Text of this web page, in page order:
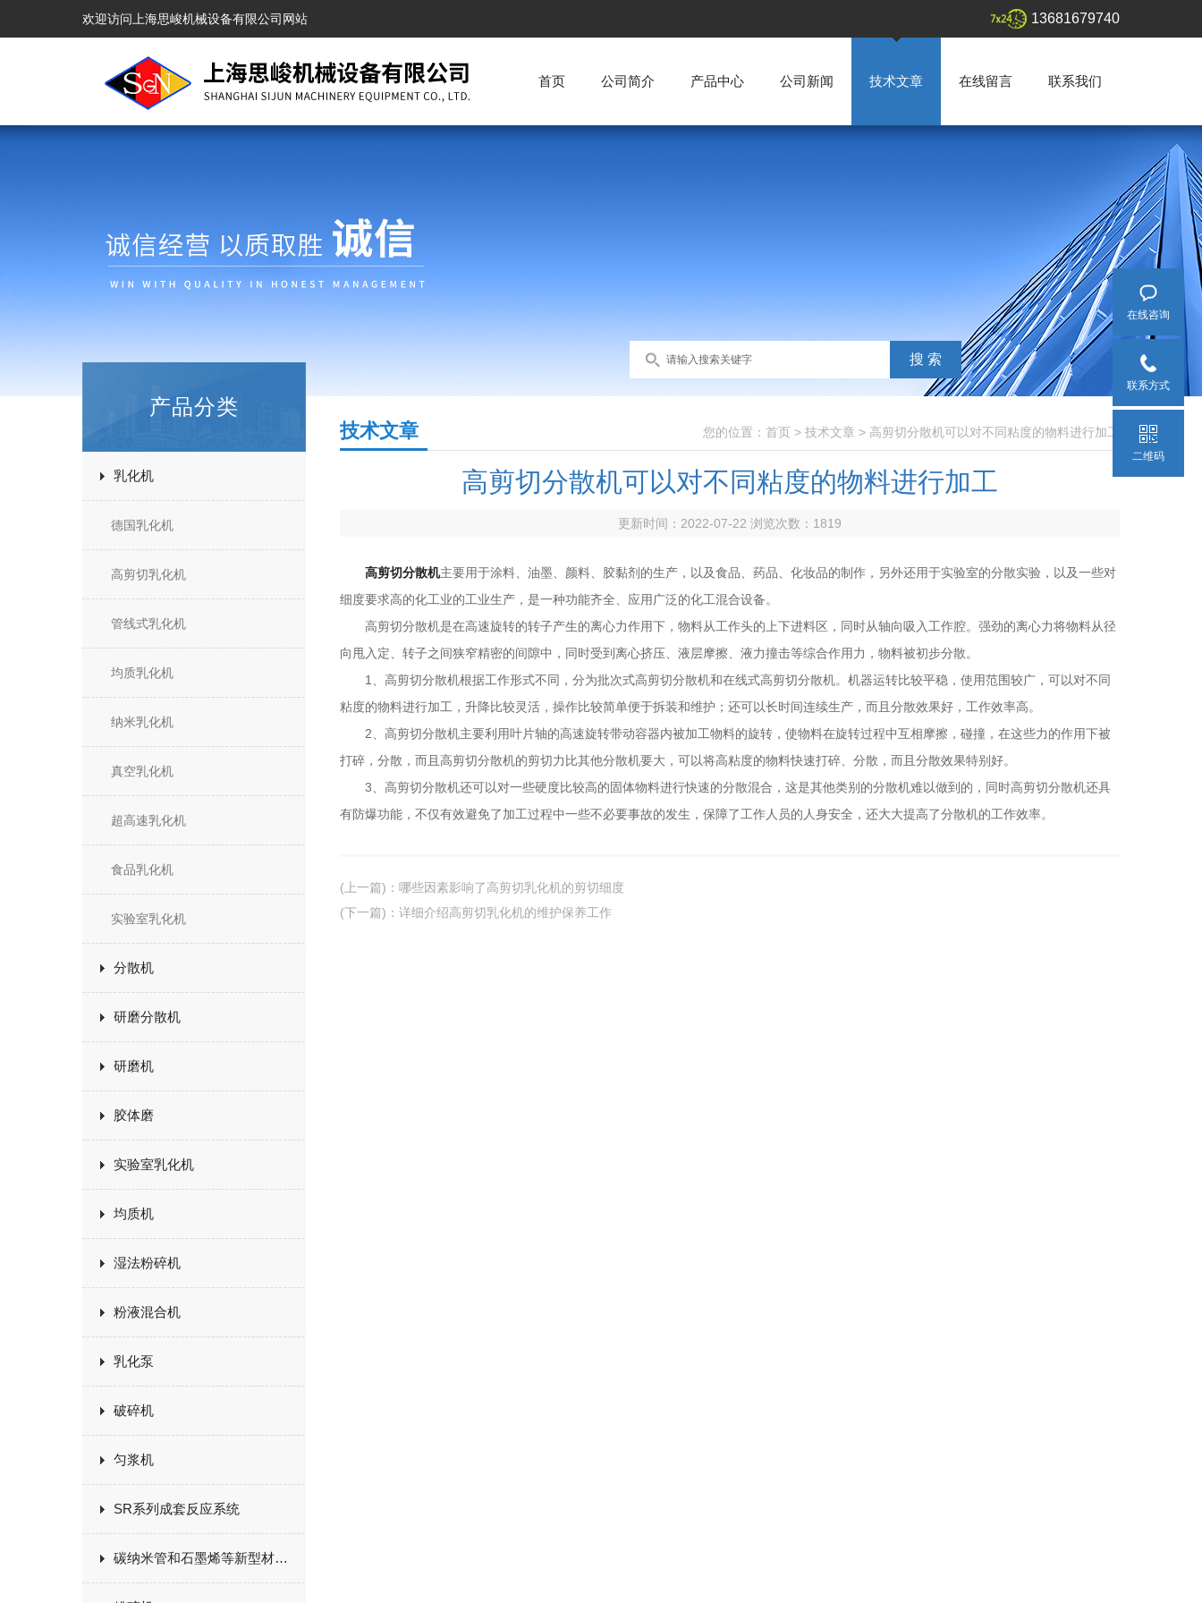
欢迎访问上海思峻机械设备有限公司网站 13681679740
首页 公司简介 产品中心 公司新闻 技术文章 在线留言 联系我们
产品分类
乳化机
德国乳化机
高剪切乳化机
管线式乳化机
均质乳化机
纳米乳化机
真空乳化机
超高速乳化机
食品乳化机
实验室乳化机
分散机
研磨分散机
研磨机
胶体磨
实验室乳化机
均质机
湿法粉碎机
粉液混合机
乳化泵
破碎机
匀浆机
SR系列成套反应系统
碳纳米管和石墨烯等新型材料生产设备
您的位置： 首页 > 技术文章 > 高剪切分散机可以对不同粘度的物料进行加工
技术文章
高剪切分散机可以对不同粘度的物料进行加工
更新时间：2022-07-22 浏览次数： 1819
高剪切分散机主要用于涂料、油墨、颜料、胶黏剂的生产，以及食品、药品、化妆品的制作，另外还用于实验室的分散实验，以及一些对
细度要求高的化工业的工业生产，是一种功能齐全、应用广泛的化工混合设备。
高剪切分散机是在高速旋转的转子产生的离心力作用下，物料从工作头的上下进料区，同时从轴向吸入工作腔。强劲的离心力将物料从径
向甩入定、转子之间狭窄精密的间隙中，同时受到离心挤压、液层摩擦、液力撞击等综合作用力，物料被初步分散。
1、高剪切分散机根据工作形式不同，分为批次式高剪切分散机和在线式高剪切分散机。机器运转比较平稳，使用范围较广，可以对不同
粘度的物料进行加工，升降比较灵活，操作比较简单便于拆装和维护；还可以长时间连续生产，而且分散效果好，工作效率高。
2、高剪切分散机主要利用叶片轴的高速旋转带动容器内被加工物料的旋转，使物料在旋转过程中互相摩擦，碰撞，在这些力的作用下被
打碎，分散，而且高剪切分散机的剪切力比其他分散机要大，可以将高粘度的物料快速打碎、分散，而且分散效果特别好。
3、高剪切分散机还可以对一些硬度比较高的固体物料进行快速的分散混合，这是其他类别的分散机难以做到的，同时高剪切分散机还具
有防爆功能，不仅有效避免了加工过程中一些不必要事故的发生，保障了工作人员的人身安全，还大大提高了分散机的工作效率。
(上一篇) ： 哪些因素影响了高剪切乳化机的剪切细度
(下一篇) ： 详细介绍高剪切乳化机的维护保养工作
在线咨询
联系方式
二维码